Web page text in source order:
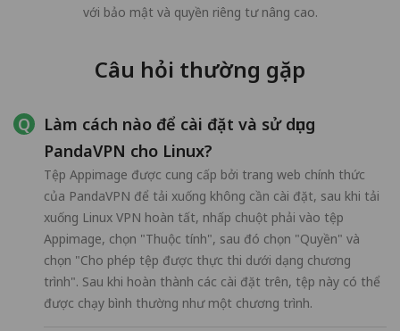
với bảo mật và quyền riêng tư nâng cao.
Câu hỏi thường gặp
Làm cách nào để cài đặt và sử dụng
PandaVPN cho Linux?
Tệp Appimage được cung cấp bởi trang web chính thức
của PandaVPN để tải xuống không cần cài đặt, sau khi tải
xuống Linux VPN hoàn tất, nhấp chuột phải vào tệp
Appimage, chọn "Thuộc tính", sau đó chọn "Quyền" và
chọn "Cho phép tệp được thực thi dưới dạng chương
trình". Sau khi hoàn thành các cài đặt trên, tệp này có thể
được chạy bình thường như một chương trình.